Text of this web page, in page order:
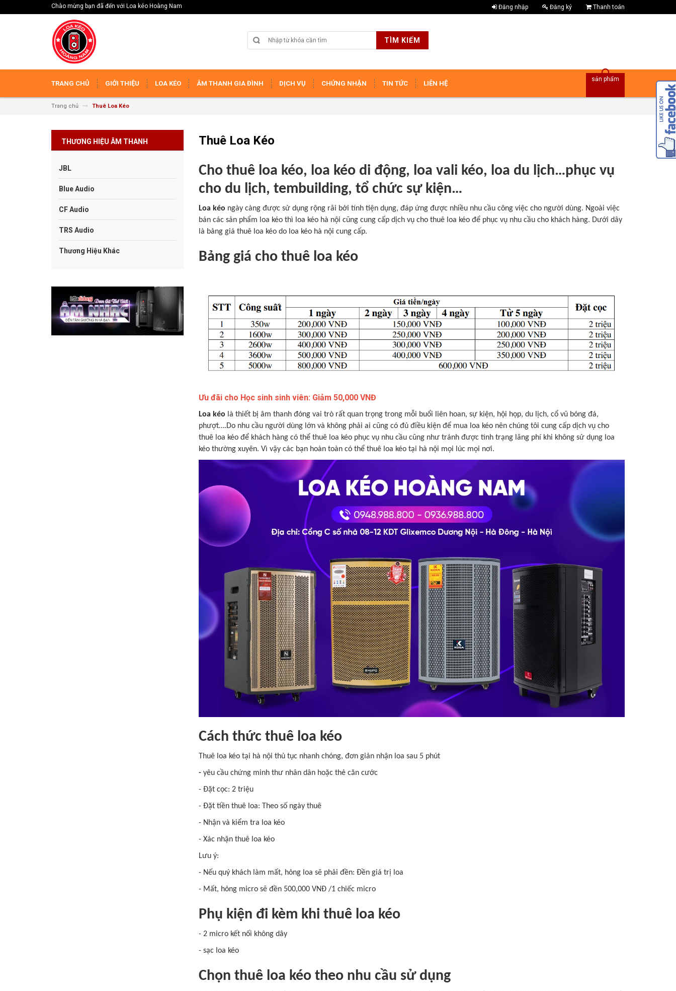
Chào mừng bạn đã đến với Loa kéo Hoàng Nam Đăng nhập Đăng ký Thanh toán
TÌM KIẾM
TRANG CHỦ GIỚI THIỆU LOA KÉO ÂM THANH GIA ĐÌNH DỊCH VỤ CHỨNG NHẬN TIN TỨC LIÊN HỆ
sản phẩm
Trang chủ Thuê Loa Kéo
Thuê Loa Kéo
Cho thuê loa kéo, loa kéo di động, loa vali kéo, loa du lịch…phục vụ
cho du lịch, tembuilding, tổ chức sự kiện…
Loa kéo ngày càng được sử dụng rộng rãi bởi tính tiện dụng, đáp ứng được nhiều nhu cầu công việc cho người dùng. Ngoài việc
bán các sản phẩm loa kéo thì loa kéo hà nội cũng cung cấp dịch vụ cho thuê loa kéo để phục vụ nhu cầu cho khách hàng. Dưới dây
là bảng giá thuê loa kéo do loa kéo hà nội cung cấp.
Bảng giá cho thuê loa kéo
Ưu đãi cho Học sinh sinh viên: Giảm 50,000 VNĐ
Loa kéo là thiết bị âm thanh đóng vai trò rất quan trọng trong mỗi buổi liên hoan, sự kiện, hội họp, du lịch, cổ vũ bóng đá,
phượt….Do nhu cầu người dùng lớn và không phải ai cũng có đủ điều kiện để mua loa kéo nên chúng tôi cung cấp dịch vụ cho
thuê loa kéo để khách hàng có thể thuê loa kéo phục vụ nhu cầu cũng như tránh được tình trạng lãng phí khi không sử dụng loa
kéo thường xuyên. Vì vậy các bạn hoàn toàn có thể thuê loa kéo tại hà nội mọi lúc mọi nơi.
Cách thức thuê loa kéo
Thuê loa kéo tại hà nội thủ tục nhanh chóng, đơn giản nhận loa sau 5 phút
- yêu cầu chứng minh thư nhân dân hoặc thẻ căn cước
- Đặt cọc: 2 triệu
- Đặt tiền thuê loa: Theo số ngày thuê
- Nhận và kiểm tra loa kéo
- Xác nhận thuê loa kéo
Lưu ý:
- Nếu quý khách làm mất, hỏng loa sẽ phải đền: Đền giá trị loa
- Mất, hỏng micro sẽ đền 500,000 VNĐ /1 chiếc micro
Phụ kiện đi kèm khi thuê loa kéo
- 2 micro kết nối không dây
- sạc loa kéo
Chọn thuê loa kéo theo nhu cầu sử dụng
THƯƠNG HIỆU ÂM THANH
JBL
Blue Audio
CF Audio
TRS Audio
Thương Hiệu Khác